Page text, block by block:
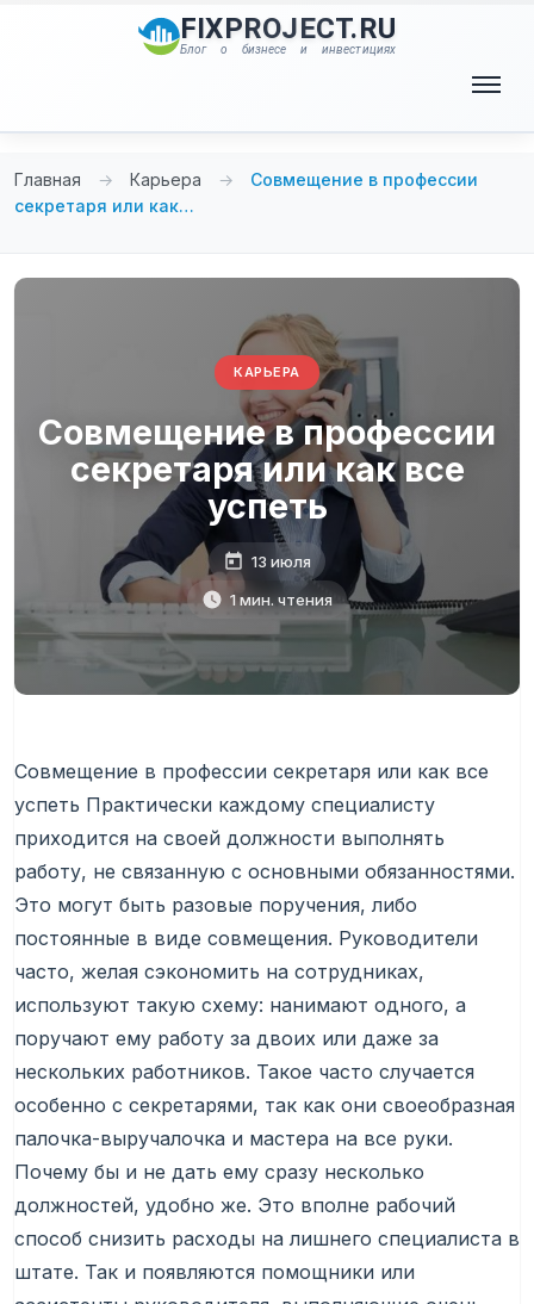
FIXPROJECT.RU
Блог о бизнесе и инвестициях
Главная → Карьера →
Совмещение в профессии
секретаря или как…
КАРЬЕРА
Совмещение в профессии
секретаря или как все
успеть
13 июля
1 мин. чтения
Совмещение в профессии секретаря или как все
успеть Практически каждому специалисту
приходится на своей должности выполнять
работу, не связанную с основными обязанностями.
Это могут быть разовые поручения, либо
постоянные в виде совмещения. Руководители
часто, желая сэкономить на сотрудниках,
используют такую схему: нанимают одного, а
поручают ему работу за двоих или даже за
нескольких работников. Такое часто случается
особенно с секретарями, так как они своеобразная
палочка-выручалочка и мастера на все руки.
Почему бы и не дать ему сразу несколько
должностей, удобно же. Это вполне рабочий
способ снизить расходы на лишнего специалиста в
штате. Так и появляются помощники или